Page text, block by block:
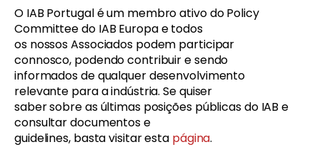
O IAB Portugal é um membro ativo do Policy
Committee do IAB Europa e todos
os nossos Associados podem participar
connosco, podendo contribuir e sendo
informados de qualquer desenvolvimento
relevante para a indústria. Se quiser
saber sobre as últimas posições públicas do IAB e
consultar documentos e
guidelines, basta visitar esta página.